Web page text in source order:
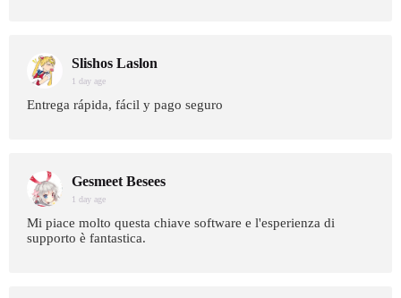
Slishos Laslon
1 day age
Entrega rápida, fácil y pago seguro
Gesmeet Besees
1 day age
Mi piace molto questa chiave software e l'esperienza di
supporto è fantastica.